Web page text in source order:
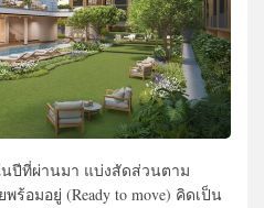
ปีที่ผ่านมา แบ่งสัดส่วนตาม
ร้อมอยู่ (Ready to move) คิดเป็น